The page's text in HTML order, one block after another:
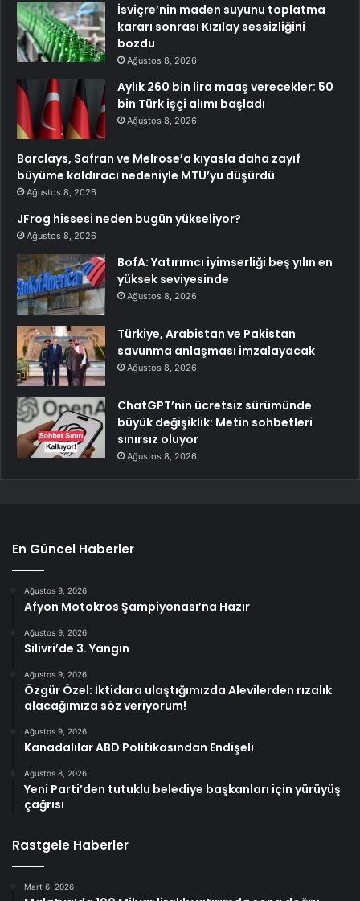
İsviçre’nin maden suyunu toplatma
kararı sonrası Kızılay sessizliğini
bozdu
Ağustos 8, 2026
Aylık 260 bin lira maaş verecekler: 50
bin Türk işçi alımı başladı
Ağustos 8, 2026
Barclays, Safran ve Melrose’a kıyasla daha zayıf
büyüme kaldıracı nedeniyle MTU’yu düşürdü
Ağustos 8, 2026
JFrog hissesi neden bugün yükseliyor?
Ağustos 8, 2026
BofA: Yatırımcı iyimserliği beş yılın en
yüksek seviyesinde
Ağustos 8, 2026
Türkiye, Arabistan ve Pakistan
savunma anlaşması imzalayacak
Ağustos 8, 2026
ChatGPT’nin ücretsiz sürümünde
büyük değişiklik: Metin sohbetleri
sınırsız oluyor
Ağustos 8, 2026
En Güncel Haberler
Ağustos 9, 2026
Afyon Motokros Şampiyonası’na Hazır
Ağustos 9, 2026
Silivri’de 3. Yangın
Ağustos 9, 2026
Özgür Özel: İktidara ulaştığımızda Alevilerden rızalık
alacağımıza söz veriyorum!
Ağustos 9, 2026
Kanadalılar ABD Politikasından Endişeli
Ağustos 8, 2026
Yeni Parti’den tutuklu belediye başkanları için yürüyüş
çağrısı
Rastgele Haberler
Mart 6, 2026